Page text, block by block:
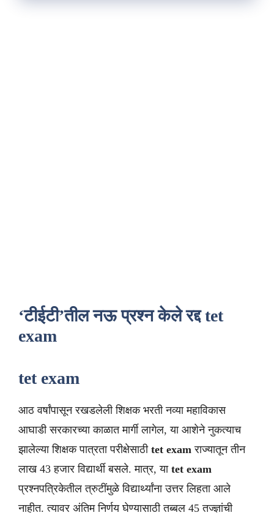
‘टीईटी’तील नऊ प्रश्‍न केले रद्द tet
exam
tet exam
आठ वर्षांपासून रखडलेली शिक्षक भरती नव्या महाविकास
आघाडी सरकारच्या काळात मार्गी लागेल, या आशेने नुकत्याच
झालेल्या शिक्षक पात्रता परीक्षेसाठी tet exam राज्यातून तीन
लाख 43 हजार विद्यार्थी बसले. मात्र, या tet exam
प्रश्नपत्रिकेतील त्रुटींमुळे विद्यार्थ्यांना उत्तर लिहता आले
नाहीत. त्यावर अंतिम निर्णय घेण्यासाठी तब्बल 45 तज्ज्ञांची